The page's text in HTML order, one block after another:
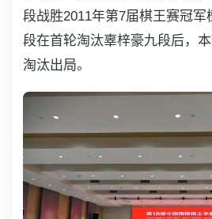
段战胜2011年第7届棋王赛冠军
段在首轮淘汰辜梓豪九段后，
淘汰出局。